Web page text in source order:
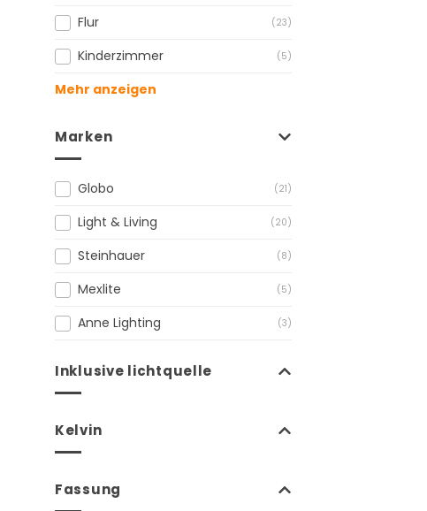
Flur (23)
Kinderzimmer (5)
Mehr anzeigen
Marken
Globo (21)
Light & Living (20)
Steinhauer (8)
Mexlite (5)
Anne Lighting (3)
Inklusive lichtquelle
Kelvin
Fassung